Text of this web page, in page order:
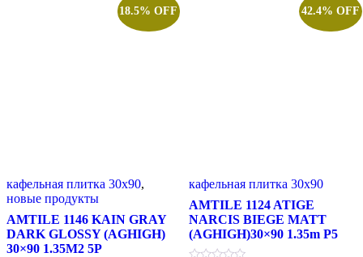
18.5% OFF
кафельная плитка 30x90,
новые продукты
AMTILE 1146 KAIN GRAY
DARK GLOSSY (AGHIGH)
30×90 1.35M2 5P
42.4% OFF
кафельная плитка 30x90
AMTILE 1124 ATIGE
NARCIS BIEGE MATT
(AGHIGH)30×90 1.35m P5